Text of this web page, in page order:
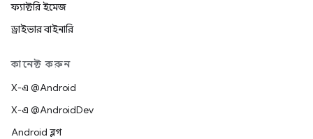
ফ্যাক্টরি ইমেজ
ড্রাইভার বাইনারি
কানেক্ট করুন
X-এ @Android
X-এ @AndroidDev
Android ব্লগ